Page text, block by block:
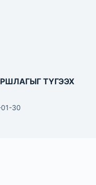
ТҮГЭЭХ
30